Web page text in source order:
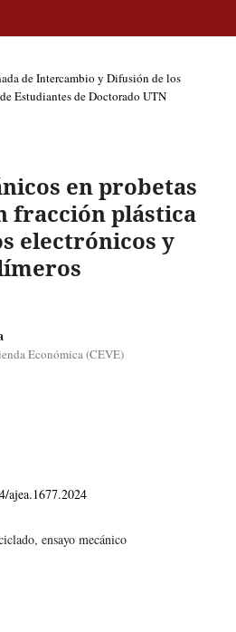
de Intercambio y Difusión de los
Estudiantes de Doctorado UTN
en probetas
fracción plástica
electrónicos y
Económica (CEVE)
ajea.1677.2024
ensayo mecánico